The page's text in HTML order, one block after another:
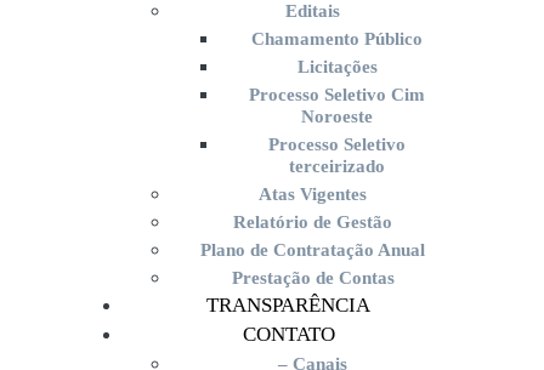
Editais
Chamamento Público
Licitações
Processo Seletivo Cim
Noroeste
Processo Seletivo
terceirizado
Atas Vigentes
Relatório de Gestão
Plano de Contratação Anual
Prestação de Contas
TRANSPARÊNCIA
CONTATO
– Canais